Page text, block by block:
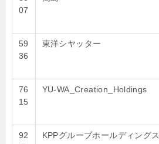
07
59
36
東洋シヤッター
76
15
YU-WA_Creation_Holdings
92
KPPグループホールディングス